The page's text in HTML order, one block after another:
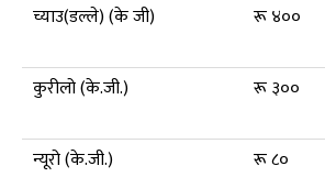
च्याउ(डल्ले) (के जी)
रू ४००
कुरीलो (के.जी.)
रू ३००
न्यूरो (के.जी.)
रू ८०